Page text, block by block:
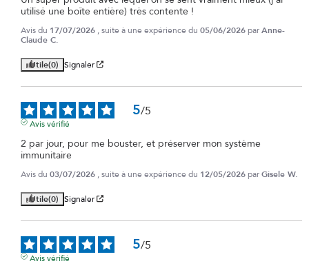
utilisé une boîte entière) très contente !
Avis du 17/07/2026 , suite à une expérience du 05/06/2026 parAnne-
Claude C.
Utile(0) Signaler
5/5
Avis vérifié
2 par jour, pour me bouster, et préserver mon système
immunitaire
Avis du 03/07/2026 , suite à une expérience du 12/05/2026 parGisele W.
Utile(0) Signaler
5/5
Avis vérifié